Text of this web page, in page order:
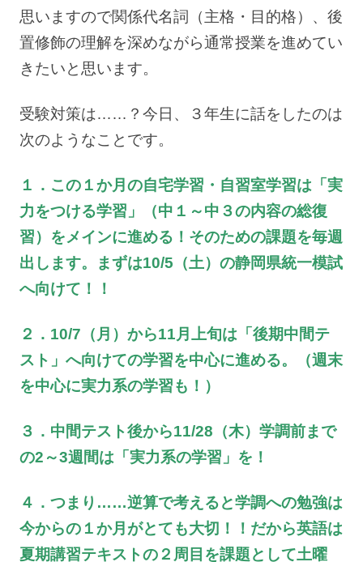
思いますので関係代名詞（主格・目的格）、後
置修飾の理解を深めながら通常授業を進めてい
きたいと思います。
受験対策は……？今日、３年生に話をしたのは
次のようなことです。
１．この１か月の自宅学習・自習室学習は「実
力をつける学習」（中１～中３の内容の総復
習）をメインに進める！そのための課題を毎週
出します。まずは10/5（土）の静岡県統一模試
へ向けて！！
２．10/7（月）から11月上旬は「後期中間テ
スト」へ向けての学習を中心に進める。（週末
を中心に実力系の学習も！）
３．中間テスト後から11/28（木）学調前まで
の2～3週間は「実力系の学習」を！
４．つまり……逆算で考えると学調への勉強は
今からの１か月がとても大切！！だから英語は
夏期講習テキストの２周目を課題として土曜